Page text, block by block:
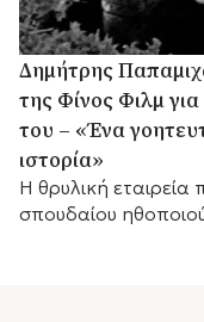
Δημήτρης
της Φίνος Φιλμ
του – «Ένα
ιστορία»
Η θρυλική
σπουδαίου